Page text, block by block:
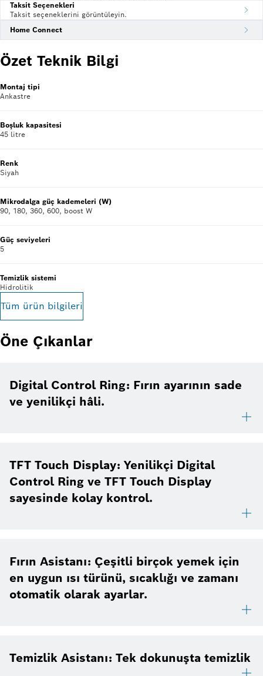
Taksit Seçenekleri
Taksit seçeneklerini görüntüleyin.
Home Connect
Özet Teknik Bilgi
Montaj tipi
Ankastre
Boşluk kapasitesi
45 litre
Renk
Siyah
Mikrodalga güç kademeleri (W)
90, 180, 360, 600, boost W
Güç seviyeleri
5
Temizlik sistemi
Hidrolitik
Tüm ürün bilgileri
Öne Çıkanlar
Digital Control Ring: Fırın ayarının sade
ve yenilikçi hâli.
TFT Touch Display: Yenilikçi Digital
Control Ring ve TFT Touch Display
sayesinde kolay kontrol.
Fırın Asistanı: Çeşitli birçok yemek için
en uygun ısı türünü, sıcaklığı ve zamanı
otomatik olarak ayarlar.
Temizlik Asistanı: Tek dokunuşta temizlik